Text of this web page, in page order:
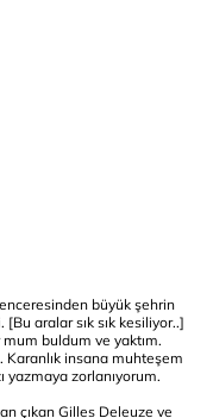
büyük şehrin
[Bu aralar sık sık kesiliyor..]
buldum ve yaktım.
Karanlık insana muhteşem
yazmaya zorlanıyorum.
çıkan Gilles Deleuze ve